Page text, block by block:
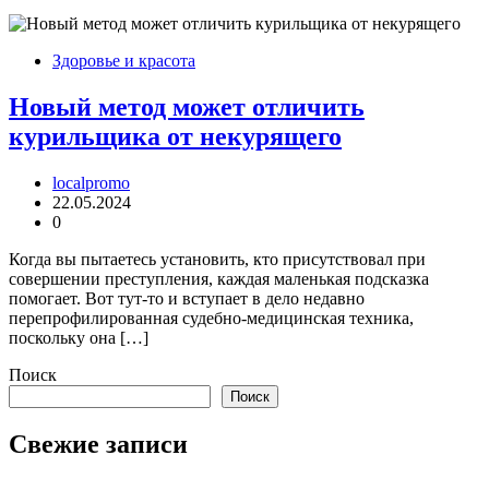
Здоровье и красота
Новый метод может отличить
курильщика от некурящего
localpromo
22.05.2024
0
Когда вы пытаетесь установить, кто присутствовал при
совершении преступления, каждая маленькая подсказка
помогает. Вот тут-то и вступает в дело недавно
перепрофилированная судебно-медицинская техника,
поскольку она […]
Поиск
Поиск
Свежие записи